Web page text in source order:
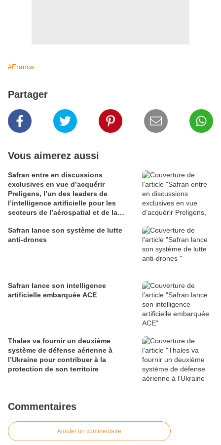
#France
Partager
Vous aimerez aussi
Safran entre en discussions
exclusives en vue d’acquérir
Preligens, l’un des leaders de
l’intelligence artificielle pour les
secteurs de l’aérospatial et de la
Safran lance son système de lutte
anti-drones
Safran lance son intelligence
artificielle embarquée ACE
Thales va fournir un deuxième
système de défense aérienne à
l’Ukraine pour contribuer à la
protection de son territoire
Commentaires
Ajouter un commentaire